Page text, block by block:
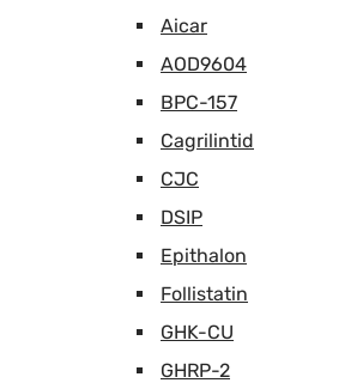
Aicar
AOD9604
BPC-157
Cagrilintid
CJC
DSIP
Epithalon
Follistatin
GHK-CU
GHRP-2